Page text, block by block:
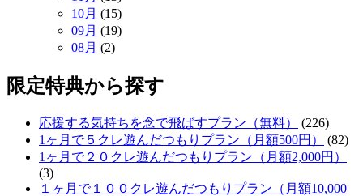
10月 (15)
09月 (19)
08月 (2)
限定特典から探す
応援する気持ちを念で飛ばすプラン（無料）
(226)
1ヶ月で５クレ遊んだつもりプラン（月額500円）
(82)
1ヶ月で２０クレ遊んだつもりプラン（月額2,000円）
(3)
１ヶ月で１００クレ遊んだつもりプラン（月額10,000